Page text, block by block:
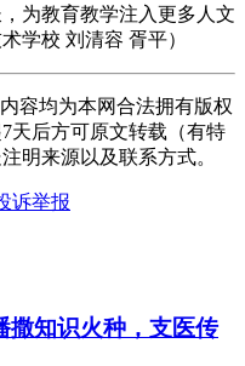
为教育教学注入更多人文
学校 刘清容 胥平）
容均为本网合法拥有版权
天后方可原文转载（有特
明来源以及联系方式。
诉举报
撒知识火种，支医传